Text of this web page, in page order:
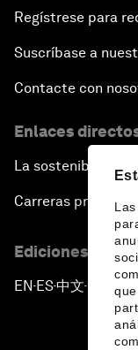
Regístrese para
Suscríbase a
Contacte con
Enlaces
La sostenibilidad
Carreras
Ediciones en
EN ▪ ES▪中文▪ 日本語